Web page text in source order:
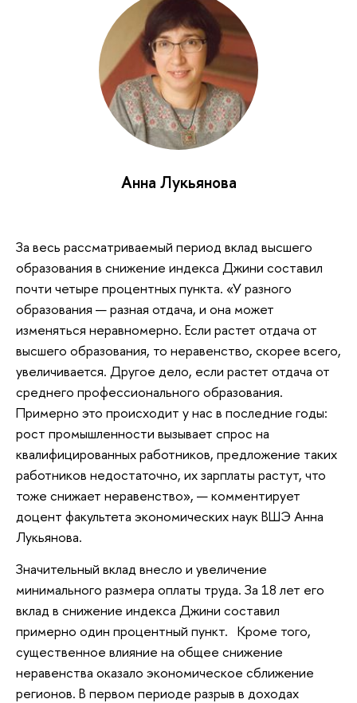
Анна Лукьянова
За весь рассматриваемый период вклад высшего
образования в снижение индекса Джини составил
почти четыре процентных пункта. «У разного
образования — разная отдача, и она может
изменяться неравномерно. Если растет отдача от
высшего образования, то неравенство, скорее всего,
увеличивается. Другое дело, если растет отдача от
среднего профессионального образования.
Примерно это происходит у нас в последние годы:
рост промышленности вызывает спрос на
квалифицированных работников, предложение таких
работников недостаточно, их зарплаты растут, что
тоже снижает неравенство», — комментирует
доцент факультета экономических наук ВШЭ Анна
Лукьянова.
Значительный вклад внесло и увеличение
минимального размера оплаты труда. За 18 лет его
вклад в снижение индекса Джини составил
примерно один процентный пункт. Кроме того,
существенное влияние на общее снижение
неравенства оказало экономическое сближение
регионов. В первом периоде разрыв в доходах